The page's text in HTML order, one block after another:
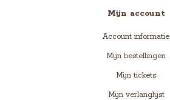
Mijn account
Account informatie
Mijn bestellingen
Mijn tickets
Mijn verlanglijst